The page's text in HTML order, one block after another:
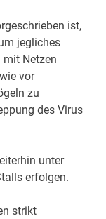
ist,
jegliches
mit Netzen
vor
zu
des Virus
unter
erfolgen.
strikt